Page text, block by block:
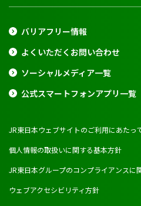
バリアフリー情報
よくいただくお問い合わせ
ソーシャルメディア一覧
公式スマートフォンアプリ一覧
JR東日本ウェブサイトのご利用にあたっ
個人情報の取扱いに関する基本方針
JR東日本グループのコンプライアンスに
ウェブアクセシビリティ方針